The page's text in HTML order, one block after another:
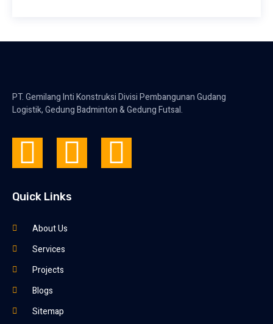
PT. Gemilang Inti Konstruksi Divisi Pembangunan Gudang
Logistik, Gedung Badminton & Gedung Futsal.
Quick Links
About Us
Services
Projects
Blogs
Sitemap